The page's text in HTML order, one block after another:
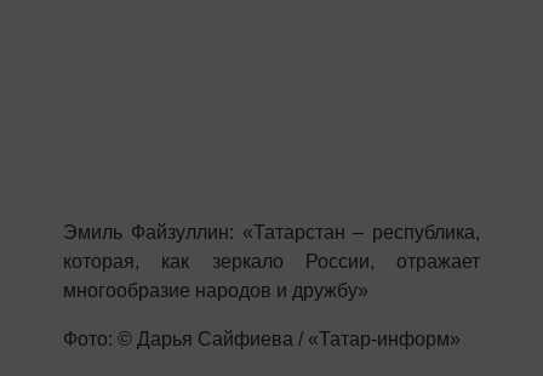
Эмиль Файзуллин: «Татарстан – республика,
которая, как зеркало России, отражает
многообразие народов и дружбу»
Фото: © Дарья Сайфиева / «Татар-информ»